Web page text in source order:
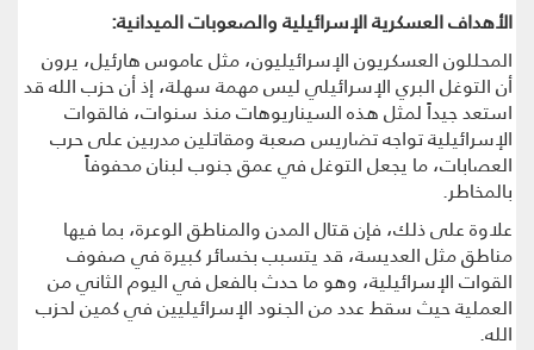
الأهداف العسكرية الإسرائيلية والصعوبات الميدانية:
المحللون العسكريون الإسرائيليون، مثل عاموس هارئيل، يرون
أن التوغل البري الإسرائيلي ليس مهمة سهلة، إذ أن حزب الله قد
استعد جيداً لمثل هذه السيناريوهات منذ سنوات، فالقوات
الإسرائيلية تواجه تضاريس صعبة ومقاتلين مدربين على حرب
العصابات، ما يجعل التوغل في عمق جنوب لبنان محفوفاً
بالمخاطر.
علاوة على ذلك، فإن قتال المدن والمناطق الوعرة، بما فيها
مناطق مثل العديسة، قد يتسبب بخسائر كبيرة في صفوف
القوات الإسرائيلية، وهو ما حدث بالفعل في اليوم الثاني من
العملية حيث سقط عدد من الجنود الإسرائيليين في كمين لحزب
الله.